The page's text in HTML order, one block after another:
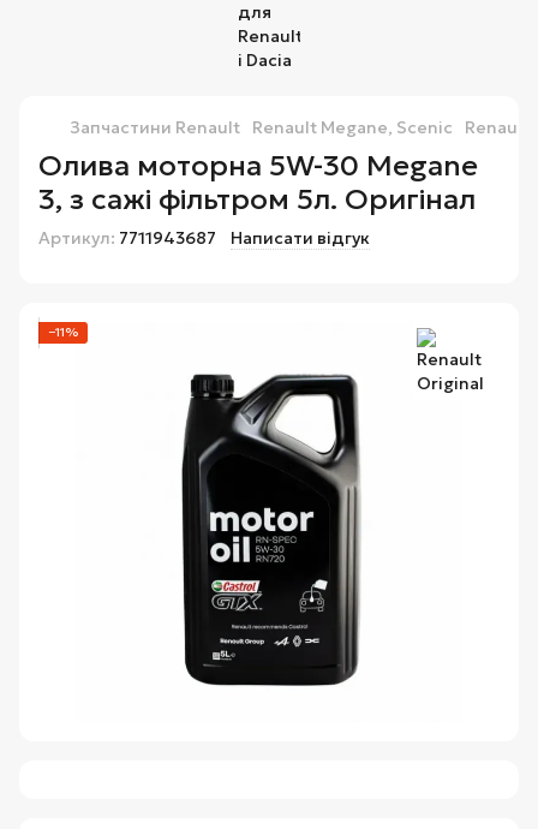
Запчастини Renault Renault Megane, Scenic Renault
Олива моторна 5W-30 Megane
3, з сажі фільтром 5л. Оригінал
Артикул: 7711943687 Написати відгук
−11%